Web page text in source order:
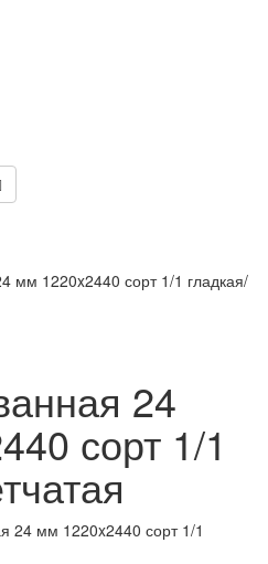
мм 1220x2440 сорт 1/1 гладкая/
24
сорт 1/1